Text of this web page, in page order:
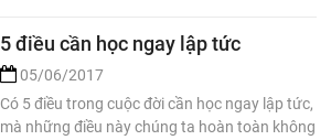
5 điều cần học ngay lập tức
05/06/2017
Có 5 điều trong cuộc đời cần học ngay lập tức,
mà những điều này chúng ta hoàn toàn không